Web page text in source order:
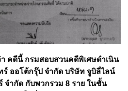
คดีนี้ กรมสอบสวนคดีพิเศษดำเนิน
ออโต้กรุ๊ป จำกัด บริษัท จูบิลี่ไลน์
จำกัด กับพวกรวม 8 ราย ในชั้น